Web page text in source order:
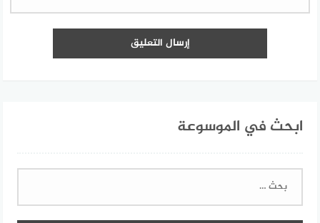
ابحث في الموسوعة
البحث